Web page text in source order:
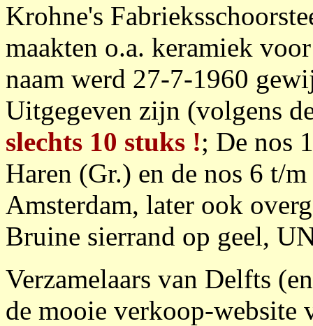
Krohne's
maakten o.a. keramiek
naam werd 27-7-1960
Uitgegeven zijn (volgens
slechts 10 stuks !; De nos
Haren (Gr.) en de nos 6 t/
Amsterdam, later ook
Bruine sierrand op geel,
Verzamelaars van Delfts
de mooie verkoop-website